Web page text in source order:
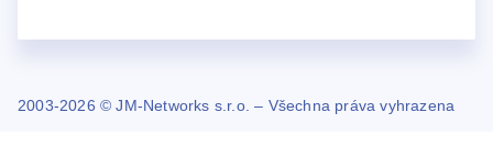
2003-2026 © JM-Networks s.r.o. – Všechna práva vyhrazena